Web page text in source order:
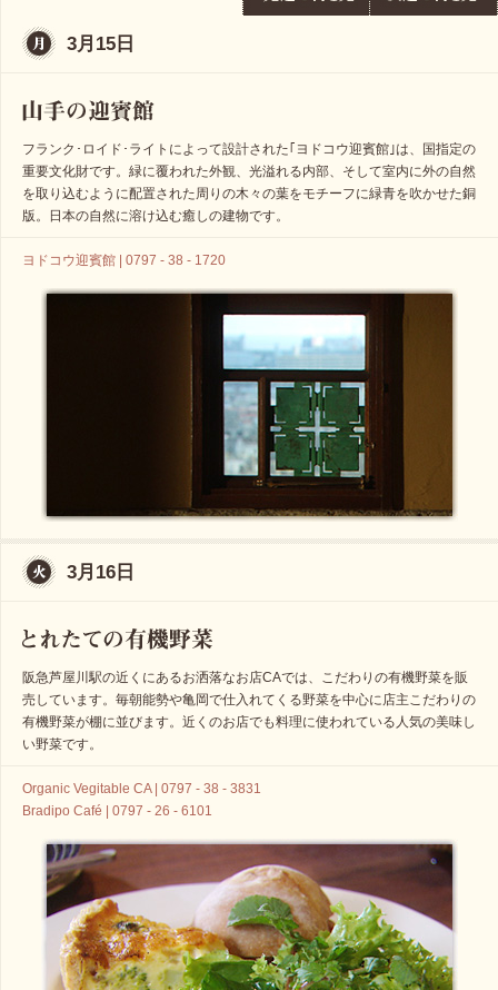
3月15日
フランク･ロイド･ライトによって設計された｢ヨドコウ迎賓館｣は、国指定の
重要文化財です。緑に覆われた外観、光溢れる内部、そして室内に外の自然
を取り込むように配置された周りの木々の葉をモチーフに緑青を吹かせた銅
版。日本の自然に溶け込む癒しの建物です。
ヨドコウ迎賓館 | 0797 - 38 - 1720
3月16日
阪急芦屋川駅の近くにあるお洒落なお店CAでは、こだわりの有機野菜を販
売しています。毎朝能勢や亀岡で仕入れてくる野菜を中心に店主こだわりの
有機野菜が棚に並びます。近くのお店でも料理に使われている人気の美味し
い野菜です。
Organic Vegitable CA | 0797 - 38 - 3831
Bradipo Café | 0797 - 26 - 6101